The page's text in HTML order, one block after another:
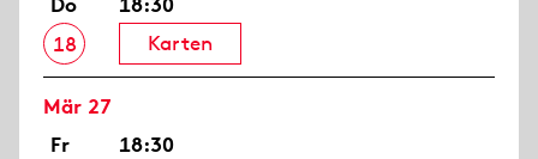
18
Karten
Mär 27
Fr
18:30